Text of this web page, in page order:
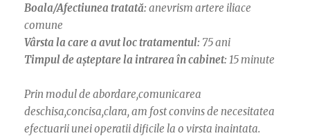
Boala/Afectiunea tratată: anevrism artere iliace
comune
Vârsta la care a avut loc tratamentul: 75 ani
Timpul de așteptare la intrarea în cabinet: 15 minute
Prin modul de abordare,comunicarea
deschisa,concisa,clara, am fost convins de necesitatea
efectuarii unei operatii dificile la o virsta inaintata.